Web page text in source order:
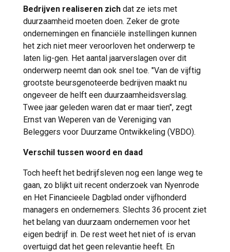
Bedrijven realiseren zich dat ze iets met
duurzaamheid moeten doen. Zeker de grote
ondernemingen en financiële instellingen kunnen
het zich niet meer veroorloven het onderwerp te
laten lig-gen. Het aantal jaarverslagen over dit
onderwerp neemt dan ook snel toe. "Van de vijftig
grootste beursgenoteerde bedrijven maakt nu
ongeveer de helft een duurzaamheidsverslag.
Twee jaar geleden waren dat er maar tien", zegt
Ernst van Weperen van de Vereniging van
Beleggers voor Duurzame Ontwikkeling (VBDO).
Verschil tussen woord en daad
Toch heeft het bedrijfsleven nog een lange weg te
gaan, zo blijkt uit recent onderzoek van Nyenrode
en Het Financieele Dagblad onder vijfhonderd
managers en ondernemers. Slechts 36 procent ziet
het belang van duurzaam ondernemen voor het
eigen bedrijf in. De rest weet het niet of is ervan
overtuigd dat het geen relevantie heeft. En